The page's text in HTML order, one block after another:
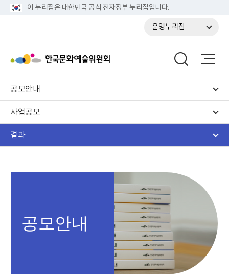
이 누리집은 대한민국 공식 전자정부 누리집입니다.
운영누리집
공모안내
사업공모
결과
공모안내